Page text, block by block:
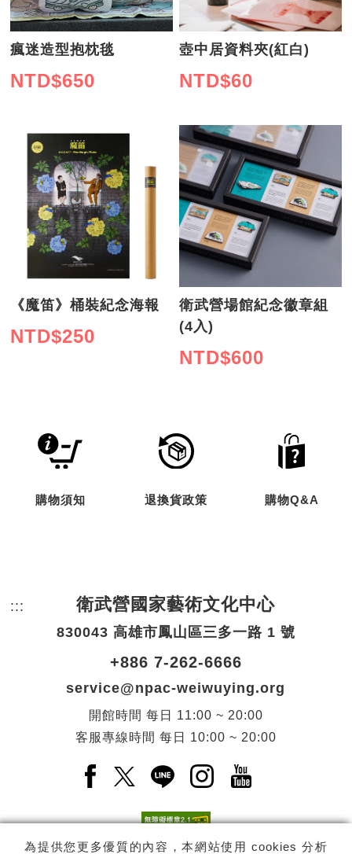
瘋迷造型抱枕毯
NTD$650
壺中居資料夾(紅白)
NTD$60
《魔笛》桶裝紀念海報
NTD$250
衛武營場館紀念徽章組
(4入)
NTD$600
購物須知 退換貨政策 購物Q&A
為提供您更多優質的內容，本網站使用 cookies 分析
::: 頁尾網站資訊。
衛武營國家藝術文化中心
830043 高雄市鳳山區三多一路 1 號
+886 7-262-6666
service@npac-weiwuying.org
開館時間 每日
11:00 ~ 20:00
客服專線時間 每日 10:00 ~ 20:00
Facebook(另開新視窗)
X(另開新視窗)
LINE(另開新視窗)
Instagram(另開新視
YouTube(另開